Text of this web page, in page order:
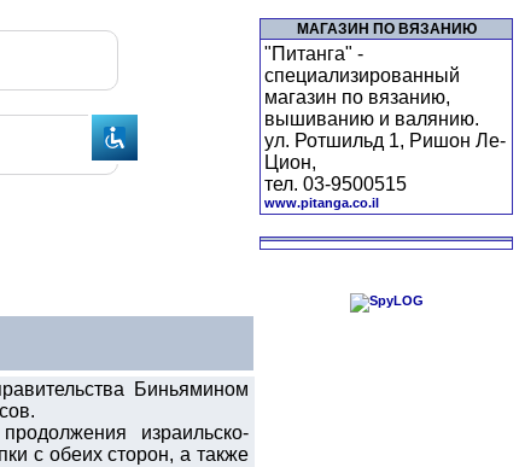
Биньямином
израильско-
с обеих сторон, а также
МАГАЗИН ПО ВЯЗАНИЮ
"Питанга" -
специализированный
магазин по вязанию,
вышиванию и валянию.
ул. Ротшильд 1, Ришон Ле-
Цион,
тел. 03-9500515
www.pitanga.co.il